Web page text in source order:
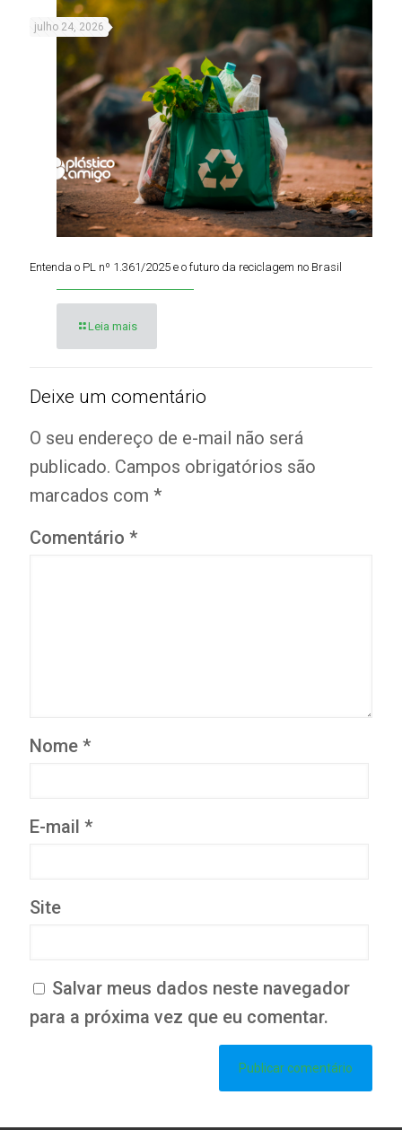
julho 24, 2026
Entenda o PL nº 1.361/2025 e o futuro da reciclagem no Brasil
Leia mais
Deixe um comentário
O seu endereço de e-mail não será
publicado. Campos obrigatórios são
marcados com *
Comentário *
Nome *
E-mail *
Site
Salvar meus dados neste navegador
para a próxima vez que eu comentar.